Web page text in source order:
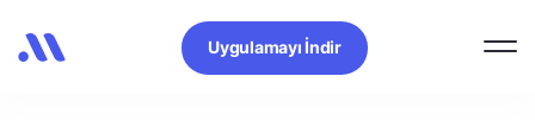
Uygulamayı İndir